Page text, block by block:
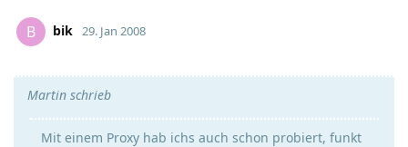
B bik 29. Jan 2008
Martin schrieb
Mit einem Proxy hab ichs auch schon probiert, funkt